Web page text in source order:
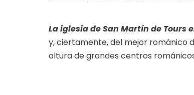
La iglesia de San Martín de Tours
y, ciertamente, del mejor románico
altura de grandes centros